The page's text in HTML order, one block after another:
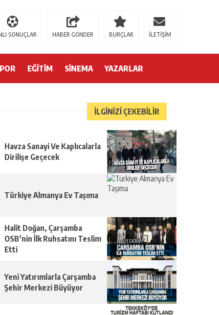
SONUÇLAR HABER GÖNDER BURÇLAR İLETİŞİM
EĞİTİM SİNEMA YAZARLAR
İLGİNİZİ ÇEKEBİLİR
Havza Sanayi Ve Kaplıcalarla
Dirilişe Geçecek
Türkiye Almanya Ev Taşıma
Halit Doğan, Çarşamba
OSB’nin İlk Ruhsatını Teslim
Etti
Yeni Yatırımlarla Çarşamba
Şehir Merkezi Büyüyor